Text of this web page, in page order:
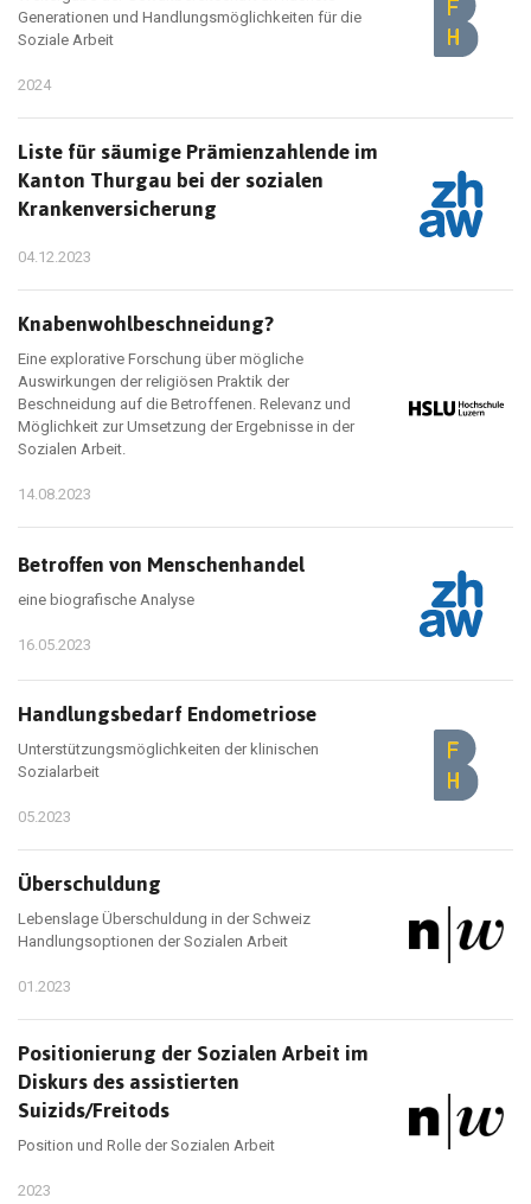
Generationen und Handlungsmöglichkeiten für die
Soziale Arbeit
2024
Liste für säumige Prämienzahlende im
Kanton Thurgau bei der sozialen
Krankenversicherung
04.12.2023
Knabenwohlbeschneidung?
Eine explorative Forschung über mögliche
Auswirkungen der religiösen Praktik der
Beschneidung auf die Betroffenen. Relevanz und
Möglichkeit zur Umsetzung der Ergebnisse in der
Sozialen Arbeit.
14.08.2023
Betroffen von Menschenhandel
eine biografische Analyse
16.05.2023
Handlungsbedarf Endometriose
Unterstützungsmöglichkeiten der klinischen
Sozialarbeit
05.2023
Überschuldung
Lebenslage Überschuldung in der Schweiz
Handlungsoptionen der Sozialen Arbeit
01.2023
Positionierung der Sozialen Arbeit im
Diskurs des assistierten
Suizids/Freitods
Position und Rolle der Sozialen Arbeit
2023